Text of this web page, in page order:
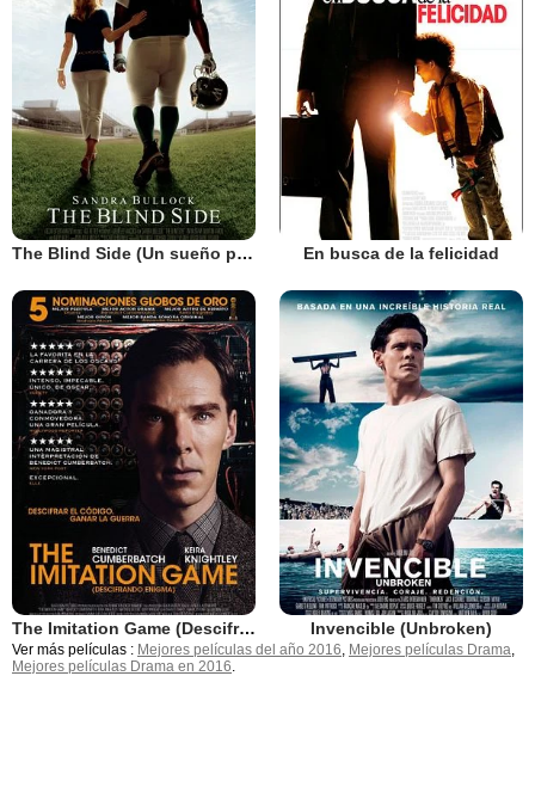
The Blind Side (Un sueño posible) En busca de la felicidad
The Imitation Game (Descifrando Enigma) Invencible (Unbroken)
Ver más películas : Mejores películas del año 2016, Mejores películas Drama,
Mejores películas Drama en 2016.